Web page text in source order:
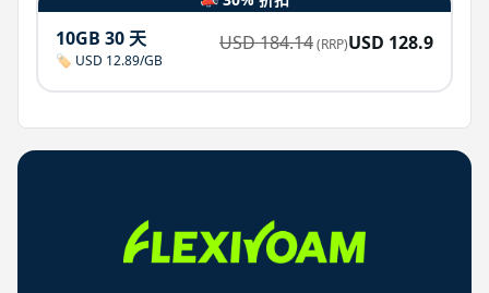
10GB 30 天
🏷️ USD 12.89/GB
USD184.14(RRP)USD 128.9